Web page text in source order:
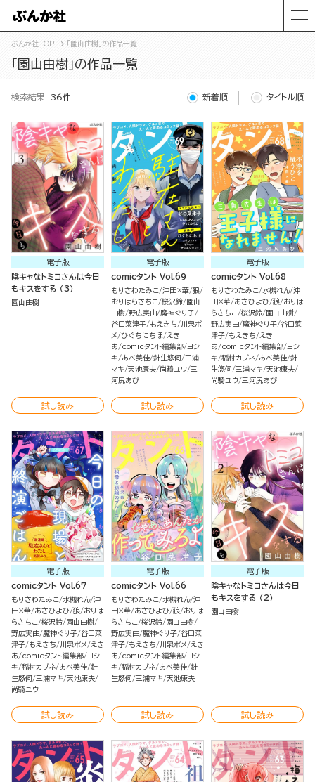
ぶんか社TOP 「園山由樹」の作品一覧
「園山由樹」の作品一覧
検索結果 36件 新着順 タイトル順
電子版
陰キャなトミコさんは今日
もキスをする （3）
園山由樹
試し読み
電子版
comicタント Vol.69
もりさわたみこ 沖田×華 狼
おりはらさちこ 桜沢鈴 園山
由樹 野広実由 魔神ぐり子
谷口菜津子 もえきち
川泉ポ
メ ひぐちにちほ
えき
あ
comicタント編集部 ヨシ
キ
あべ美佳 針生悠伺 三浦
マキ 天池康夫 尚騎ユウ 三
河尻あび
試し読み
電子版
comicタント Vol.68
もりさわたみこ 水槻れん 沖
田×華 あさひよひ 狼 おりは
らさちこ 桜沢鈴 園山由樹
野広実由 魔神ぐり子 谷口菜
津子 もえきち
えき
あ
comicタント編集部 ヨシ
キ 稲村カブネ あべ美佳 針
生悠伺 三浦マキ 天池康夫
尚騎ユウ 三河尻あび
試し読み
電子版
comicタント Vol.67
もりさわたみこ 水槻れん 沖
田×華 あさひよひ 狼 おりは
らさちこ 桜沢鈴 園山由樹
野広実由 魔神ぐり子 谷口菜
津子 もえきち 川泉ポメ
えき
あ
comicタント編集部 ヨシ
キ 稲村カブネ あべ美佳 針
生悠伺 三浦マキ 天池康夫
尚騎ユウ
試し読み
電子版
comicタント Vol.66
もりさわたみこ 水槻れん 沖
田×華 あさひよひ 狼 おりは
らさちこ 桜沢鈴 園山由樹
野広実由 魔神ぐり子 谷口菜
津子 もえきち 川泉ポメ
えき
あ
comicタント編集部 ヨシ
キ 稲村カブネ あべ美佳 針
生悠伺 三浦マキ 天池康夫
試し読み
電子版
陰キャなトミコさんは今日
もキスをする （2）
園山由樹
試し読み